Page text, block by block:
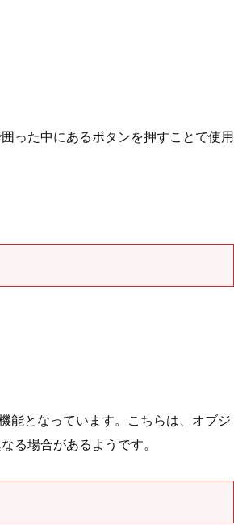
った中にあるボタンを押すことで使用
能となっています。こちらは、オブジ
る場合があるようです。